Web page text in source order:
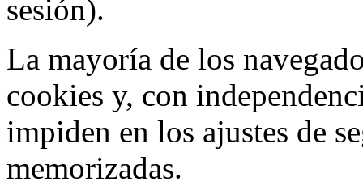
sesión).
La mayoría de los
cookies y, con
impiden en los ajustes de
memorizadas.